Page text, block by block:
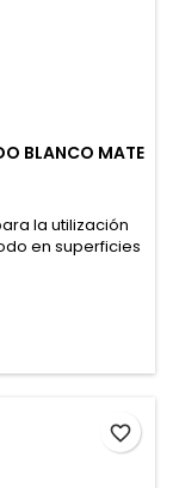
BLANCO MATE
la utilización
en superficies
favorite_border